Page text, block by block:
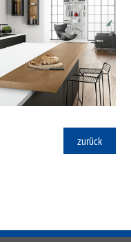
zurück